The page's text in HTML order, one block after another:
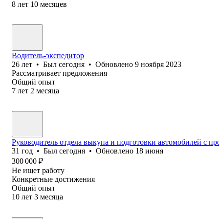
8 лет 10 месяцев
Водитель-экспедитор
26 лет • Был сегодня • Обновлено 9 ноября 2023
Рассматривает предложения
Общий опыт
7 лет 2 месяца
Руководитель отдела выкупа и подготовки автомобилей с
31 год • Был сегодня • Обновлено 18 июня
300 000 ₽
Не ищет работу
Конкретные достижения
Общий опыт
10 лет 3 месяца